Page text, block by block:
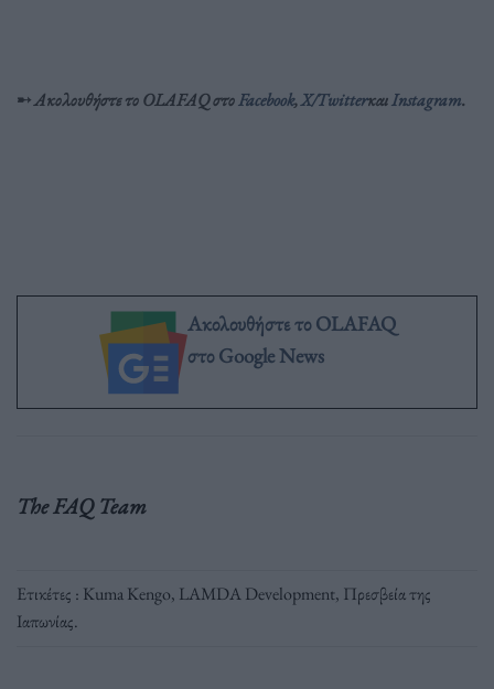
➸Ακολουθήστε το OLAFAQ στοFacebook,X/TwitterκαιInstagram.
Ακολουθήστε το OLAFAQ
στο Google News
The FAQ Team
Ετικέτες : Kuma Kengo, LAMDA Development, Πρεσβεία της
Ιαπωνίας.